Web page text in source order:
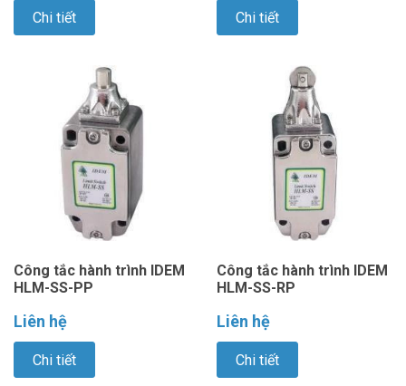
Chi tiết Chi tiết
Công tắc hành trình IDEM
HLM-SS-PP
Liên hệ
Chi tiết
Công tắc hành trình IDEM
HLM-SS-RP
Liên hệ
Chi tiết